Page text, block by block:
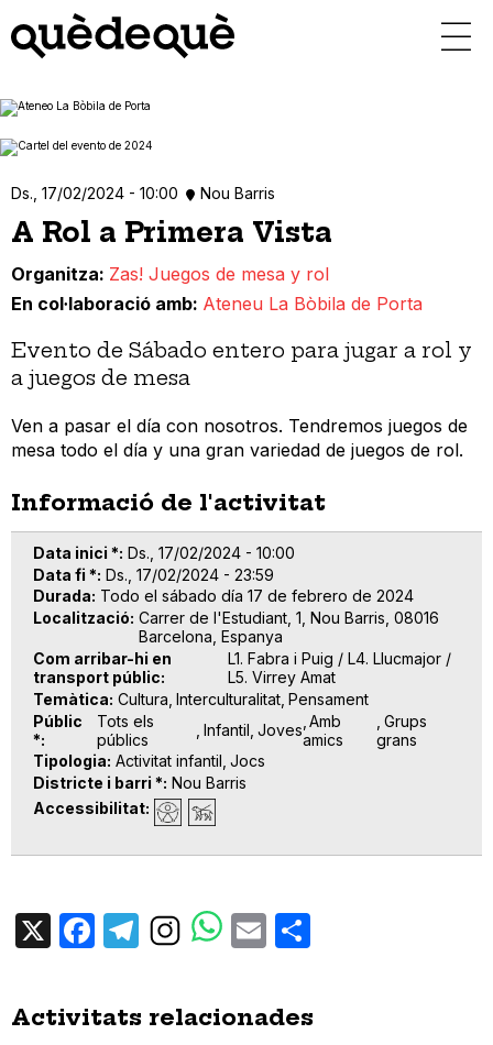
contingut
Ds., 17/02/2024 - 10:00 Nou Barris
A Rol a Primera Vista
Organitza Zas! Juegos de mesa y rol
En col·laboració amb Ateneu La Bòbila de Porta
Evento de Sábado entero para jugar a rol y
a juegos de mesa
Ven a pasar el día con nosotros. Tendremos juegos de
mesa todo el día y una gran variedad de juegos de rol.
Informació de l'activitat
Data inici * Ds., 17/02/2024 - 10:00
Data fi * Ds., 17/02/2024 - 23:59
Durada Todo el sábado día 17 de febrero de 2024
Localització Carrer de l'Estudiant, 1, Nou Barris, 08016
Barcelona, Espanya
Com arribar-hi en
transport públic
L1. Fabra i Puig / L4. Llucmajor /
L5. Virrey Amat
Temàtica Cultura Interculturalitat Pensament
Públic
*
Tots els
públics
Infantil Joves Amb
amics
Grups
grans
Tipologia Activitat infantil Jocs
Districte i barri * Nou Barris
Accessibilitat
X Facebook
TelegramEmail
Activitats relacionades